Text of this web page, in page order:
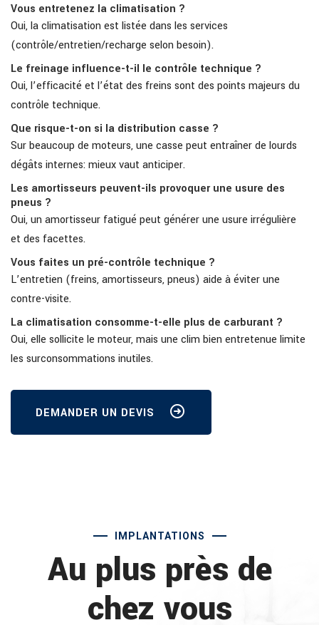
Vous entretenez la climatisation ?
Oui, la climatisation est listée dans les services
(contrôle/entretien/recharge selon besoin).
Le freinage influence-t-il le contrôle technique ?
Oui, l’efficacité et l’état des freins sont des points majeurs du
contrôle technique.
Que risque-t-on si la distribution casse ?
Sur beaucoup de moteurs, une casse peut entraîner de lourds
dégâts internes: mieux vaut anticiper.
Les amortisseurs peuvent-ils provoquer une usure des
pneus ?
Oui, un amortisseur fatigué peut générer une usure irrégulière
et des facettes.
Vous faites un pré-contrôle technique ?
L’entretien (freins, amortisseurs, pneus) aide à éviter une
contre-visite.
La climatisation consomme-t-elle plus de carburant ?
Oui, elle sollicite le moteur, mais une clim bien entretenue limite
les surconsommations inutiles.
DEMANDER UN DEVIS
IMPLANTATIONS
Au plus près de
chez vous